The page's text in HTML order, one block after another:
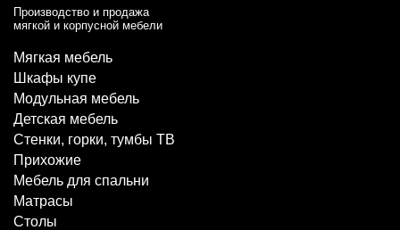
Производство и продажа
мягкой и корпусной мебели
Мягкая мебель
Шкафы купе
Модульная мебель
Детская мебель
Стенки, горки, тумбы ТВ
Прихожие
Мебель для спальни
Матрасы
Столы